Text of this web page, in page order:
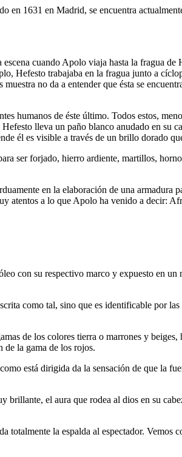
en 1631 en Madrid, se encuentra
cuando Apolo viaja hasta la fragua
Hefesto trabajaba en la fragua junto a
no da a entender que ésta se
humanos de éste último. Todos estos,
lleva un paño blanco anudado en su
él es visible a través de un brillo dorado
ser forjado, hierro ardiente, martillos,
en la elaboración de una
atentos a lo que Apolo ha venido a decir:
con su respectivo marco y expuesto en
como tal, sino que es identificable por
de los colores tierra o marrones y
de la gama de los rojos.
está dirigida da la sensación de que la
el aura que rodea al dios en su
la espalda al espectador. Vemos